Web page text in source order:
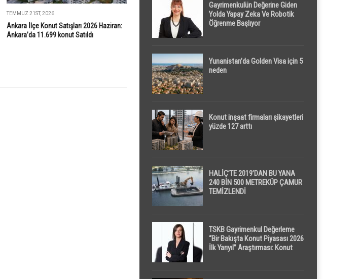
TEMMUZ 21ST, 2026
Ankara İlçe Konut Satışları 2026 Haziran:
Ankara’da 11.699 konut Satıldı
Gayrimenkulün Değerine Giden
Yolda Yapay Zeka Ve Robotik
Öğrenme Başlıyor
Yunanistan’da Golden Visa için 5
neden
Konut inşaat firmaları şikayetleri
yüzde 127 arttı
HALİÇ’TE 2019’DAN BU YANA
240 BİN 500 METREKÜP ÇAMUR
TEMİZLENDİ
TSKB Gayrimenkul Değerleme
“Bir Bakışta Konut Piyasası 2026
İlk Yarıyıl” Araştırması: Konut